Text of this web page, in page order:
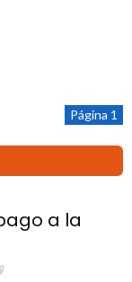
Página 1
a la